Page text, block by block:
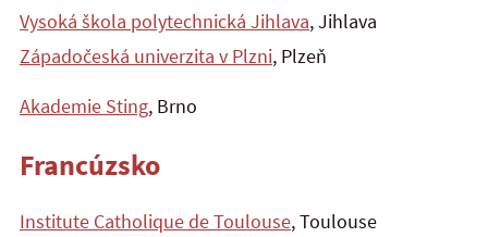
Vysoká škola polytechnická Jihlava, Jihlava
Západočeská univerzita v Plzni, Plzeň
Akademie Sting, Brno
Francúzsko
Institute Catholique de Toulouse, Toulouse